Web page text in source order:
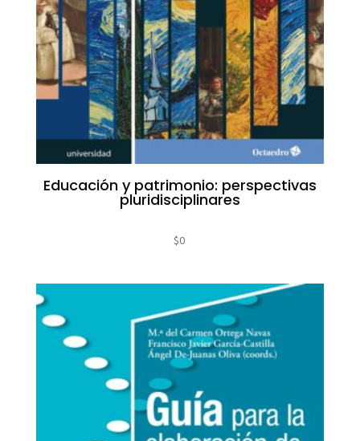
Educación y patrimonio: perspectivas
pluridisciplinares
$0